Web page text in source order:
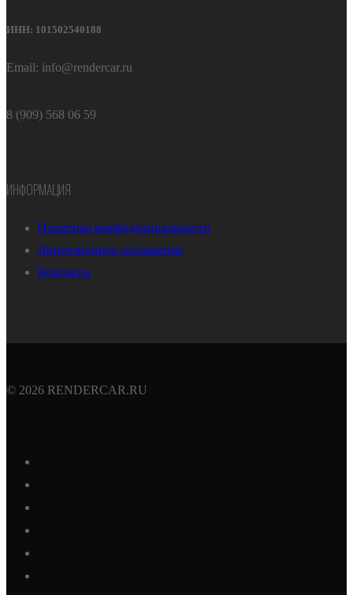
ИНН: 101502540188
Email: info@rendercar.ru
8 (909) 568 06 59
ИНФОРМАЦИЯ
Политика конфиденциальности
Лицензионное соглашение
Контакты
© 2026 RENDERCAR.RU